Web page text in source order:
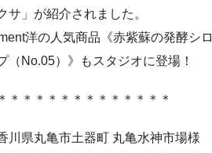
サ」が紹介されました。
洋の人気商品《赤紫蘇の発酵シロ
（No.05）》もスタジオに登場！
＊＊＊＊＊＊＊＊＊＊＊＊＊
川県丸亀市土器町 丸亀水神市場様